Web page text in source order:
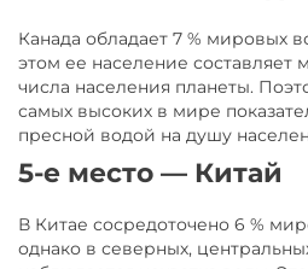
Канада обладает 7 % мировых
этом ее население составляет
числа населения планеты.
самых высоких в мире
пресной водой на душу
5-е место — Китай
В Китае сосредоточено 6 %
однако в северных,